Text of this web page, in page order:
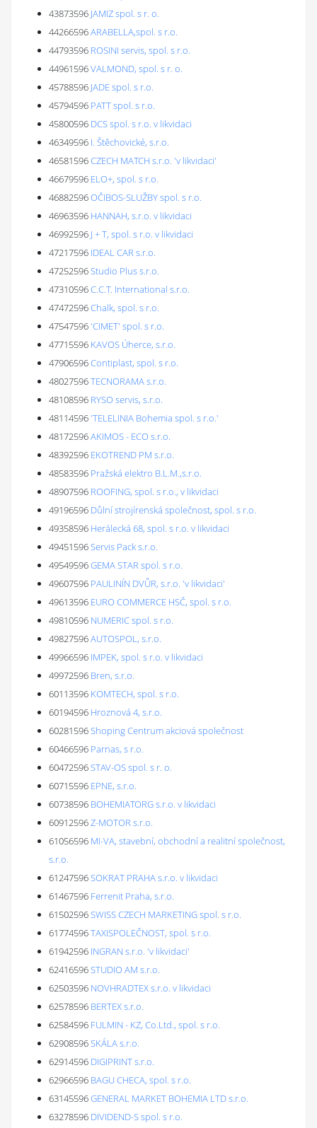
43873596 JAMIZ spol. s r. o.
44266596ARABELLA,spol. s r.o.
44793596 ROSINI servis, spol. s r.o.
44961596VALMOND, spol. s r. o.
45788596 JADE spol. s r.o.
45794596 PATT spol. s r.o.
45800596 DCS spol. s r.o. v likvidaci
46349596 I. Štěchovické, s.r.o.
46581596CZECH MATCH s.r.o. 'v likvidaci'
46679596 ELO+, spol. s r.o.
46882596OČIBOS-SLUŽBY spol. s r.o.
46963596 HANNAH, s.r.o. v likvidaci
46992596 J + T, spol. s r.o. v likvidaci
47217596 IDEAL CAR s.r.o.
47252596Studio Plus s.r.o.
47310596C.C.T. International s.r.o.
47472596Chalk, spol. s r.o.
47547596'CIMET' spol. s r.o.
47715596 KAVOS Úherce, s.r.o.
47906596Contiplast, spol. s r.o.
48027596TECNORAMA s.r.o.
48108596 RYSO servis, s.r.o.
48114596'TELELINIA Bohemia spol. s r.o.'
48172596AKIMOS - ECO s.r.o.
48392596 EKOTREND PM s.r.o.
48583596 Pražská elektro B.L.M.,s.r.o.
48907596 ROOFING, spol. s r.o., v likvidaci
49196596 Důlní strojírenská společnost, spol. s r.o.
49358596 Herálecká 68, spol. s r.o. v likvidaci
49451596Servis Pack s.r.o.
49549596GEMA STAR spol. s r.o.
49607596 PAULINÍN DVŮR, s.r.o. 'v likvidaci'
49613596 EURO COMMERCE HSČ, spol. s r.o.
49810596 NUMERIC spol. s r.o.
49827596AUTOSPOL, s.r.o.
49966596 IMPEK, spol. s r.o. v likvidaci
49972596 Bren, s.r.o.
60113596 KOMTECH, spol. s r.o.
60194596 Hroznová 4, s.r.o.
60281596Shoping Centrum akciová společnost
60466596 Parnas, s r.o.
60472596STAV-OS spol. s r. o.
60715596 EPNE, s.r.o.
60738596 BOHEMIATORG s.r.o. v likvidaci
60912596Z-MOTOR s.r.o.
61056596 MI-VA, stavební, obchodní a realitní společnost,
s.r.o.
61247596SOKRAT PRAHA s.r.o. v likvidaci
61467596 Ferrenit Praha, s.r.o.
61502596SWISS CZECH MARKETING spol. s r.o.
61774596TAXISPOLEČNOST, spol. s r.o.
61942596 INGRAN s.r.o. 'v likvidaci'
62416596STUDIO AM s.r.o.
62503596 NOVHRADTEX s.r.o. v likvidaci
62578596 BERTEX s.r.o.
62584596 FULMIN - KZ, Co.Ltd., spol. s r.o.
62908596SKÁLA s.r.o.
62914596 DIGIPRINT s.r.o.
62966596 BAGU CHECA, spol. s r.o.
63145596GENERAL MARKET BOHEMIA LTD s.r.o.
63278596 DIVIDEND-S spol. s r.o.